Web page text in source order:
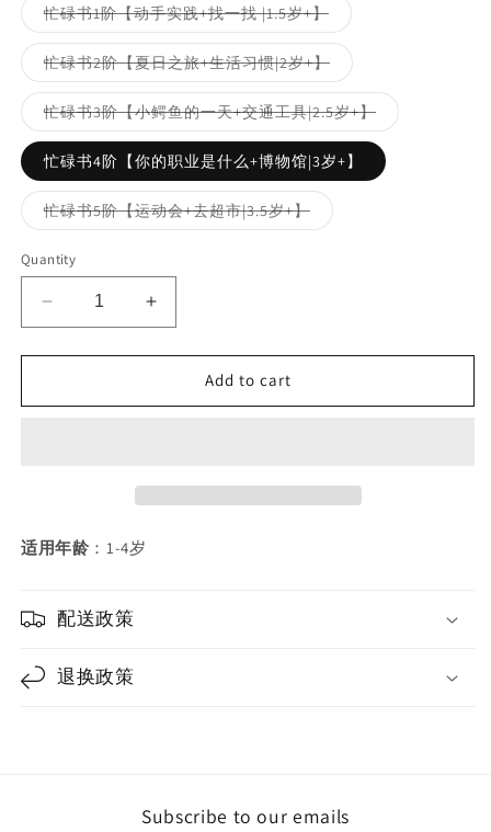
忙碌书1阶【动手实践+找一找 |1.5岁+】Variant
sold
out
or
unavailable
忙碌书2阶【夏日之旅+生活习惯|2岁+】Variant
sold
out
or
unavailable
忙碌书3阶【小鳄鱼的一天+交通工具|2.5岁+】Variant
sold
out
or
unavailable
忙碌书4阶【你的职业是什么+博物馆|3岁+】
忙碌书5阶【运动会+去超市|3.5岁+】Variant
sold
Quantity
Decrease
quantity
for
小
书.
安
书
Increase
quantity
for
Pinwheel
小
忙
碌
Add to cart
适用年龄 ：1-4岁
配送政策
退换政策
Subscribe to our emails